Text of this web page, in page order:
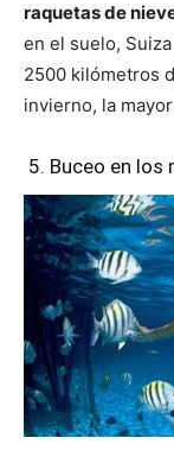
raquetas de
en el suelo,
2500 kilómetros
invierno, la
5. Buceo en